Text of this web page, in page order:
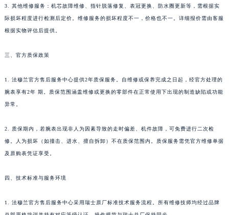
3. 其他维修服务：机芯故障维修、指针脱落修复、表冠更换、防水圈更新等，需根据实
际损坏程度进行检测后定价。维修服务的损坏程度不一，价格也不一。详细报价需由客服
根据实物评估后提供。
三、官方质保政策
1. 法穆兰官方售后服务中心提供2年质保服务。自维修或保养完成之日起，经官方处理的
腕表享有2年 期。质保范围涵盖维修或更换的零部件在正常使用下出现的制造缺陷或功能
异常。
2. 质保期内，若腕表出现非人为因素导致的走时偏差、机件故障，可免费进行二次检
修。人为损坏（如撞击、进水、擅自拆卸）不在质保范围内。质保服务需凭官方维修单据
及原购表凭证享受。
四、技术标准与服务环境
1. 法穆兰官方售后服务中心采用瑞士原厂标准技术服务流程。所有维修技师均经过品牌